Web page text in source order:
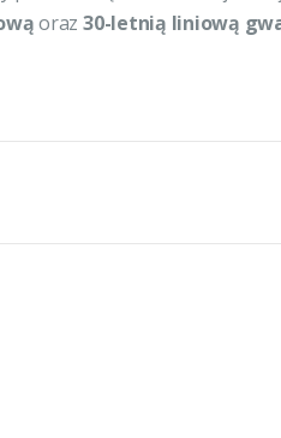
oraz 30-letnią liniową